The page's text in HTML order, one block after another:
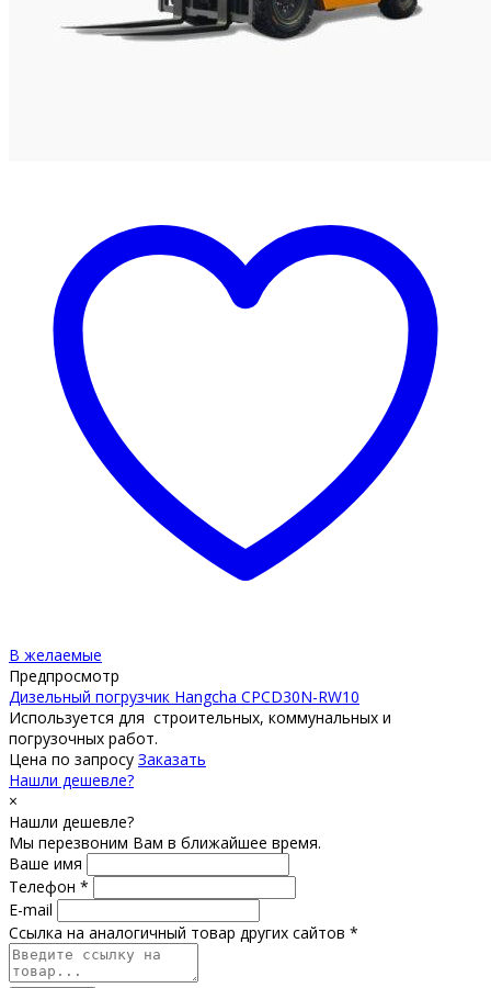
В желаемые
Предпросмотр
Дизельный погрузчик Hangcha CPCD30N-RW10
Используется для строительных, коммунальных и
погрузочных работ.
Цена по запросу Заказать
Нашли дешевле?
×
Нашли дешевле?
Мы перезвоним Вам в ближайшее время.
Ваше имя
Телефон *
E-mail
Ссылка на аналогичный товар других сайтов *